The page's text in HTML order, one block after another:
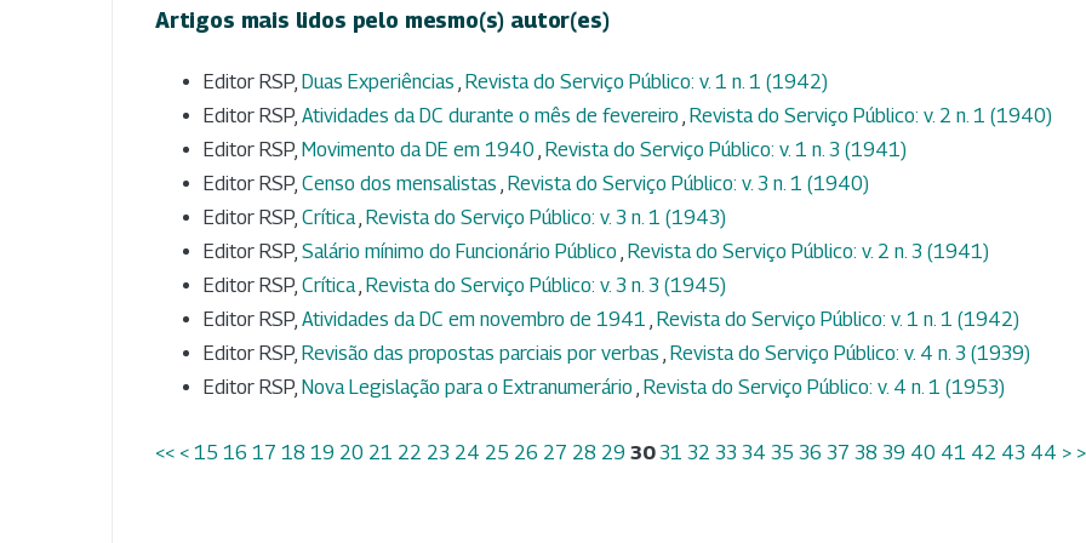
Artigos mais lidos pelo mesmo(s) autor(es)
Editor RSP, Duas Experiências , Revista do Serviço Público: v. 1 n. 1 (1942)
Editor RSP, Atividades da DC durante o mês de fevereiro , Revista do Serviço Público: v. 2 n. 1 (1940)
Editor RSP, Movimento da DE em 1940 , Revista do Serviço Público: v. 1 n. 3 (1941)
Editor RSP, Censo dos mensalistas , Revista do Serviço Público: v. 3 n. 1 (1940)
Editor RSP, Crítica, Revista do Serviço Público: v. 3 n. 1 (1943)
Editor RSP, Salário mínimo do Funcionário Público , Revista do Serviço Público: v. 2 n. 3 (1941)
Editor RSP, Crítica, Revista do Serviço Público: v. 3 n. 3 (1945)
Editor RSP, Atividades da DC em novembro de 1941 , Revista do Serviço Público: v. 1 n. 1 (1942)
Editor RSP, Revisão das propostas parciais por verbas , Revista do Serviço Público: v. 4 n. 3 (1939)
Editor RSP, Nova Legislação para o Extranumerário , Revista do Serviço Público: v. 4 n. 1 (1953)
<< < 15 16 17 18 19 20 21 22 23 24 25 26 27 28 29 30 31 32 33 34 35 36 37 38 39 40 41 42 43 44 >